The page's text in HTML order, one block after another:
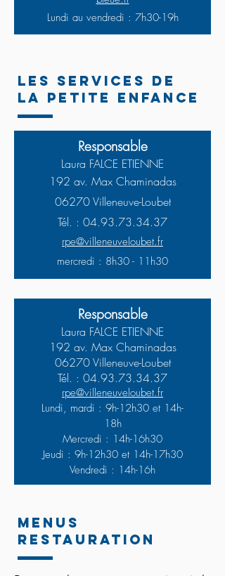
Lundi au vendredi : 7h30-19h
LES SERVICES DE
LA PETITE ENFANCE
Responsable
Laura FALCE ETIENNE
192 av. Max Chaminadas
06270 Villeneuve-Loubet
Tél. : 04.93.73.34.37
rpe@villeneuveloubet.fr
mercredi : 8h30 - 11h30
Responsable
Laura FALCE ETIENNE
192 av. Max Chaminadas
06270 Villeneuve-Loubet
Tél. : 04.93.73.34.37
rpe@villeneuveloubet.fr
Lundi, mardi : 9h-12h30 et 14h-
18h
Mercredi : 14h-16h30
Jeudi : 9h-12h30 et 14h-17h30
Vendredi : 14h-16h
MENUS
RESTAURATION